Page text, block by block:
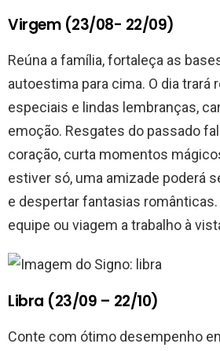
Virgem (23/08- 22/09)
Reúna a família, fortaleça as
autoestima para cima. O dia trará
especiais e lindas lembranças,
emoção. Resgates do passado
coração, curta momentos
estiver só, uma amizade poderá
e despertar fantasias
equipe ou viagem a trabalho à
Libra (23/09 – 22/10)
Conte com ótimo desempenho